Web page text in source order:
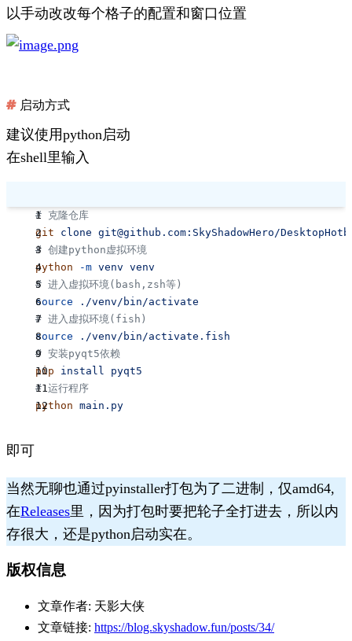
以手动改改每个格子的配置和窗口位置
启动方式
建议使用python启动
在shell里输入
# 克隆仓库
git clone git@github.com:SkyShadowHero/
# 创建python虚拟环境
python -m venv venv
# 进入虚拟环境(bash,zsh等)
source ./venv/bin/activate
# 进入虚拟环境(fish)
source ./venv/bin/activate.fish
# 安装pyqt5依赖
pip install
pyqt5
# 运行程序
python main.py
即可
当然无聊也通过pyinstaller打包为了二进制，仅amd64,
在Releases里，因为打包时要把轮子全打进去，所以内
存很大，还是python启动实在。
版权信息
文章作者: 天影大侠
文章链接: https://blog.skyshadow.fun/posts/34/